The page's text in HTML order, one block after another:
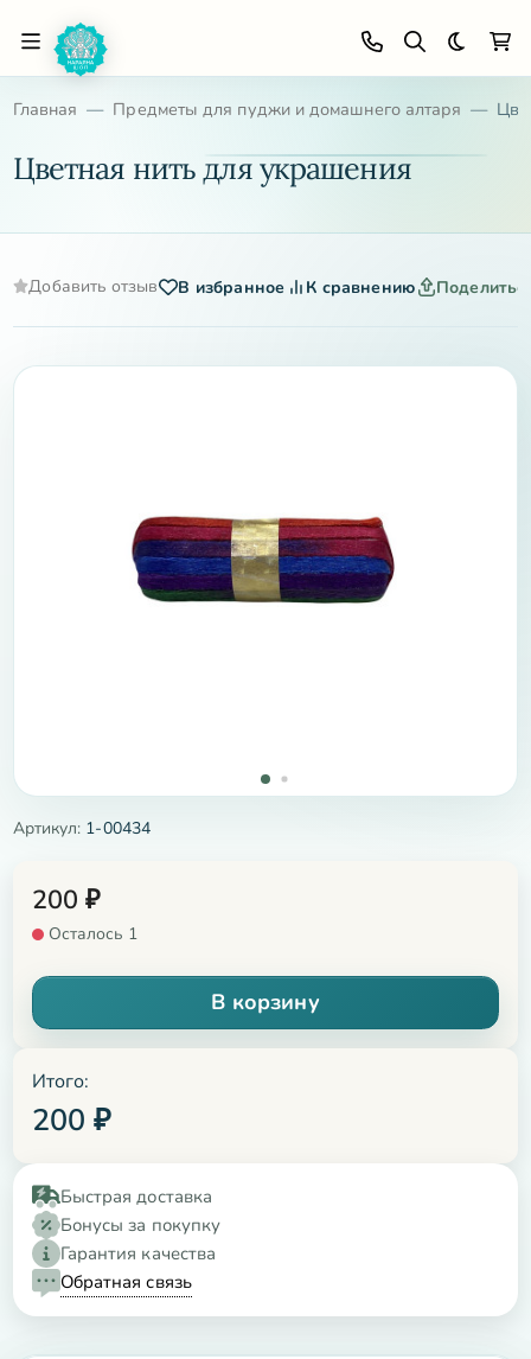
Темная
Главная Предметы для пуджи и домашнего алтаря
Цветная нить для украшения
Добавить отзыв В избранное К сравнению
Артикул: 1-00434
200 ₽
Осталось 1
В корзину
Итого:
200 ₽
Быстрая доставка
Бонусы за покупку
Гарантия качества
Обратная связь